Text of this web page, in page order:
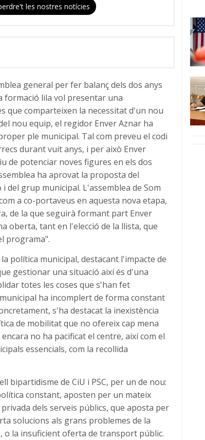
les nostres notícies
general per fer balanç dels dos anys
formació lila vol presentar una
que comparteixen la necessitat d'un nou
nou equip, el regidor Enver Aznar ha
ple municipal. Tal com preveu el codi
durant vuit anys, i per això Enver
de potenciar noves figures en els dos
ha aprovat la proposta del
del grup municipal. L'assemblea de Som
a co-portaveus en aquesta nova etapa,
de la que seguirà formant part Enver
oberta, tant en l'elecció de la llista, que
programa".
política municipal, destacant l'impacte de
gestionar una situació així és d'una
totes les coses que s'han fet
ha incomplert de forma constant
s'ha destacat la inexistència
de mobilitat que no ofereix cap mena
no ha pacificat el centre, així com el
essencials, com la recollida
bipartidisme de CiU i PSC, per un de nou:
constant, aposten per un mateix
dels serveis públics, que aposta per
solucions als grans problemes de la
o la insuficient oferta de transport públic.